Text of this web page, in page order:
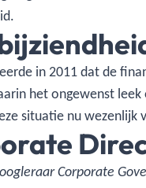
in 2011 dat de
het ongewenst
situatie nu
Corporate